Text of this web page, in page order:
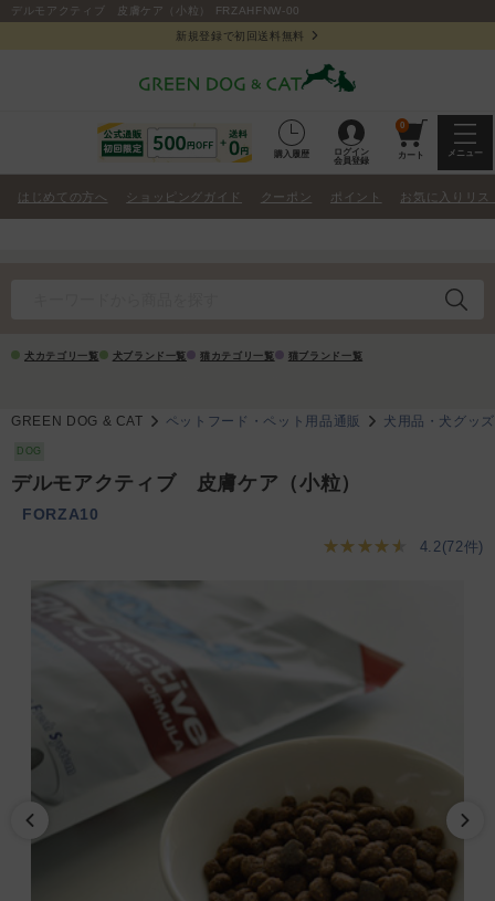
デルモアクティブ 皮膚ケア（小粒） FRZAHFNW-00
新規登録で初回送料無料
購入履歴
ログイン
会員登録
0
カート メニュー
はじめての方へ ショッピングガイド クーポン ポイント お気に入りリス
犬カテゴリ一覧 犬ブランド一覧 猫カテゴリ一覧 猫ブランド一覧
GREEN DOG & CAT ペットフード・ペット用品通販 犬用品・犬グッズ
DOG
デルモアクティブ 皮膚ケア（小粒）
FORZA10
★★★★★ 4.2(72件)